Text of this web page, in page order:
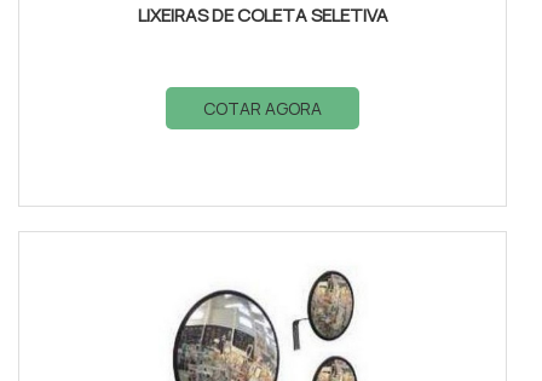
LIXEIRAS DE COLETA SELETIVA
COTAR AGORA